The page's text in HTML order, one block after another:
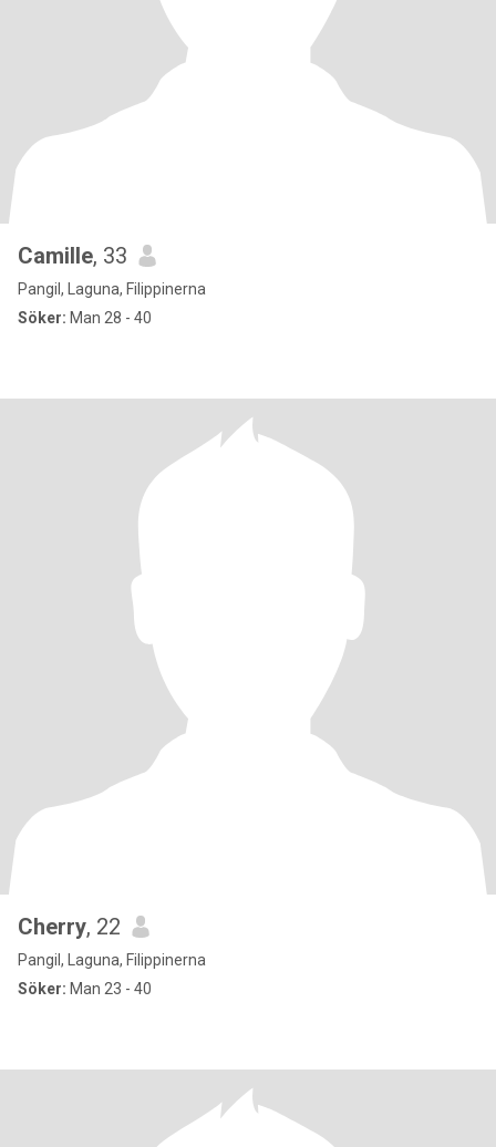
Camille, 33
Pangil, Laguna, Filippinerna
Söker: Man 28 - 40
Cherry, 22
Pangil, Laguna, Filippinerna
Söker: Man 23 - 40